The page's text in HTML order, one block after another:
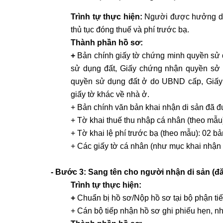
Trình tự thực hiện: Người được hưởng
thủ tục đóng thuế và phí trước bạ.
Thành phần hồ sơ:
+ Bản chính giấy tờ chứng minh quyền
sử dụng đất, Giấy chứng nhận quyền
quyền sử dụng đất ở do UBND cấp,
giấy tờ khác về nhà ở.
+ Bản chính văn bản khai nhận di sản đã
+ Tờ khai thuế thu nhập cá nhân (theo
+ Tờ khai lệ phí trước bạ (theo mẫu): 02
+ Các giấy tờ cá nhân (như mục khai
- Bước 3: Sang tên cho người nhận di sản
Trình tự thực hiện:
+ Chuẩn bị hồ sơ/Nộp hồ sơ tại bộ phận
+ Cán bộ tiếp nhận hồ sơ ghi phiếu hẹn,